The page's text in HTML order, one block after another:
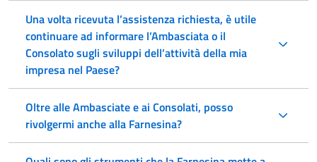
Una volta ricevuta l’assistenza richiesta, è utile
continuare ad informare l’Ambasciata o il
Consolato sugli sviluppi dell’attività della mia
impresa nel Paese?
Oltre alle Ambasciate e ai Consolati, posso
rivolgermi anche alla Farnesina?